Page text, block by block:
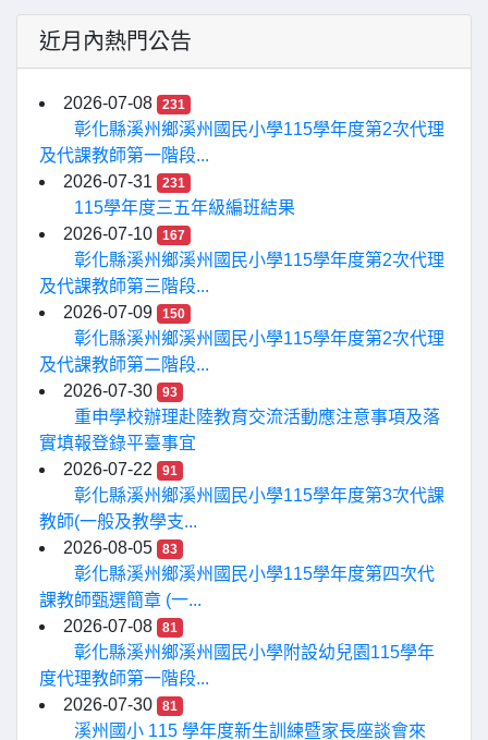
近月內熱門公告
2026-07-08 231
彰化縣溪州鄉溪州國民小學115學年度第2次代理
及代課教師第一階段...
2026-07-31
231
115學年度三五年級編班結果
2026-07-10
167
彰化縣溪州鄉溪州國民小學115學年度第2次代理
及代課教師第三階段...
2026-07-09
150
彰化縣溪州鄉溪州國民小學115學年度第2次代理
及代課教師第二階段...
2026-07-30
93
重申學校辦理赴陸教育交流活動應注意事項及落
實填報登錄平臺事宜
2026-07-22
91
彰化縣溪州鄉溪州國民小學115學年度第3次代課
教師(一般及教學支...
2026-08-05
83
彰化縣溪州鄉溪州國民小學115學年度第四次代
課教師甄選簡章 (一...
2026-07-08
81
彰化縣溪州鄉溪州國民小學附設幼兒園115學年
度代理教師第一階段...
2026-07-30
81
溪州國小 115 學年度新生訓練暨家長座談會來